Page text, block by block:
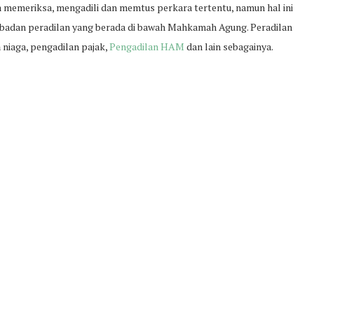
mengadili dan memtus perkara tertentu, namun hal ini
peradilan yang berada di bawah Mahkamah Agung. Peradilan
pengadilan pajak,Pengadilan HAM dan lain sebagainya.